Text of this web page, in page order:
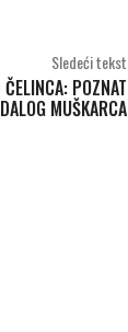
Sledeći tekst
ČELINCA: POZNAT
MUŠKARCA